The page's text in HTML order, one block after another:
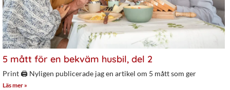
5 mått för en bekväm husbil, del 2
Print 🖨 Nyligen publicerade jag en artikel om 5 mått som ger
Läs mer »